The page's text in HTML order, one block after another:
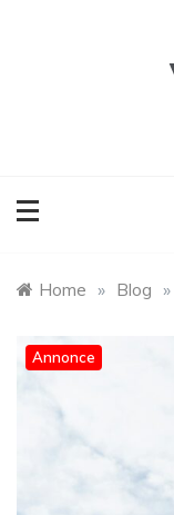
Home » Blog »
Annonce